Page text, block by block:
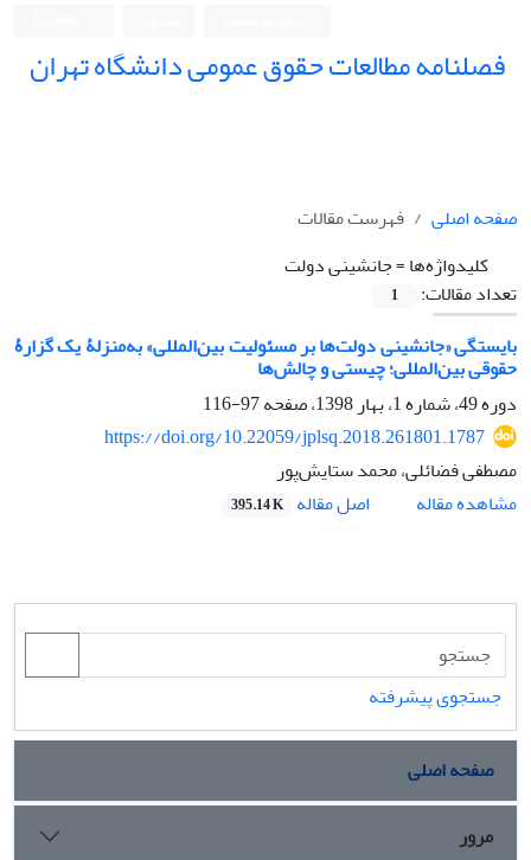
فصلنامه مطالعات حقوق عمومی دانشگاه تهران
صفحه اصلی
فهرست مقالات
کلیدواژه‌ها =جانشینی دولت
تعداد مقالات:
1
بایستگی «جانشینی دولت‌ها بر مسئولیت بین‌المللی» به‌منزلۀ یک گزارۀ
حقوقی بین‌المللی؛ چیستی و چالش‌ها
دوره 49، شماره 1، بهار 1398، صفحه
97-116
https://doi.org/10.22059/jplsq.2018.261801.1787
مصطفی فضائلی، محمد ستایش‌پور
مشاهده مقاله
اصل مقاله 395.14 K
جستجوی پیشرفته
صفحه اصلی
مرور